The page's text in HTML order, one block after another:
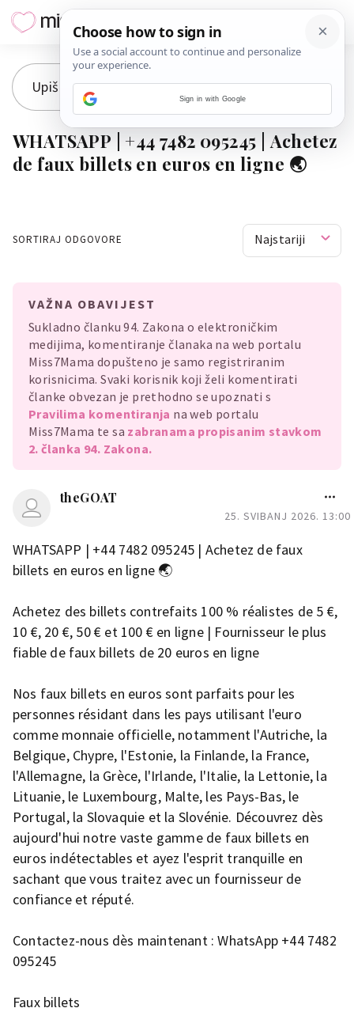
WHATSAPP | +44 7482 095245 | Achetez
de faux billets en euros en ligne 🌏
SORTIRAJ ODGOVORE Najstariji
VAŽNA OBAVIJEST
Sukladno članku 94. Zakona o elektroničkim
medijima, komentiranje članaka na web portalu
Miss7Mama dopušteno je samo registriranim
korisnicima. Svaki korisnik koji želi komentirati
članke obvezan je prethodno se upoznati s
Pravilima komentiranja na web portalu
Miss7Mama te sa zabranama propisanim stavkom
2. članka 94. Zakona.
theGOAT
25. SVIBANJ 2026. 13:00
WHATSAPP | +44 7482 095245 | Achetez de faux
billets en euros en ligne 🌏
Achetez des billets contrefaits 100 % réalistes de 5 €,
10 €, 20 €, 50 € et 100 € en ligne | Fournisseur le plus
fiable de faux billets de 20 euros en ligne
Nos faux billets en euros sont parfaits pour les
personnes résidant dans les pays utilisant l'euro
comme monnaie officielle, notamment l'Autriche, la
Belgique, Chypre, l'Estonie, la Finlande, la France,
l'Allemagne, la Grèce, l'Irlande, l'Italie, la Lettonie, la
Lituanie, le Luxembourg, Malte, les Pays-Bas, le
Portugal, la Slovaquie et la Slovénie. Découvrez dès
aujourd'hui notre vaste gamme de faux billets en
euros indétectables et ayez l'esprit tranquille en
sachant que vous traitez avec un fournisseur de
confiance et réputé.
Contactez-nous dès maintenant : WhatsApp +44 7482
095245
Faux billets
Sign in with Google